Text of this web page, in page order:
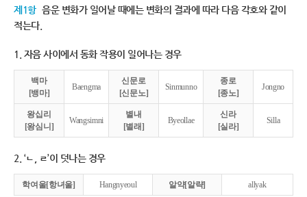
제1항 음운 변화가 일어날 때에는 변화의 결과에 따라 다음 각호와 같이
적는다.
1. 자음 사이에서 동화 작용이 일어나는 경우
백마
[뱅마]
Baengma
신문로
[신문노]
Sinmunno
종로
[종노]
Jongno
왕십리
[왕심니]
Wangsimni
별내
[별래]
Byeollae
신라
[실라]
Silla
2. ‘ㄴ, ㄹ’이 덧나는 경우
학여울[항녀울] Hangnyeoul 알약[알략] allyak